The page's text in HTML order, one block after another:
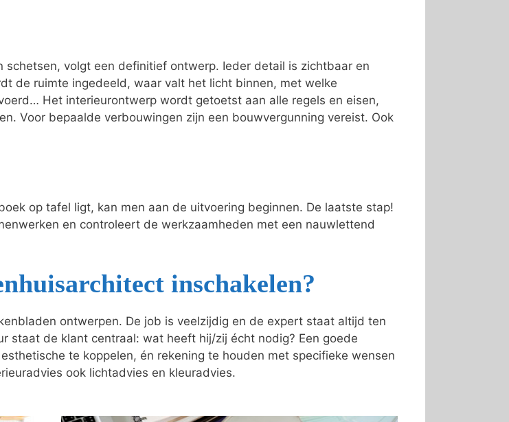
volgt een definitief ontwerp. Ieder detail is zichtbaar en
de ruimte ingedeeld, waar valt het licht binnen, met welke
Het interieurontwerp wordt getoetst aan alle regels en eisen,
Voor bepaalde verbouwingen zijn een bouwvergunning vereist. Ook
op tafel ligt, kan men aan de uitvoering beginnen. De laatste stap!
en controleert de werkzaamheden met een nauwlettend
inschakelen?
ontwerpen. De job is veelzijdig en de expert staat altijd ten
staat de klant centraal: wat heeft hij/zij écht nodig? Een goede
te koppelen, én rekening te houden met specifieke wensen
ook lichtadvies en kleuradvies.